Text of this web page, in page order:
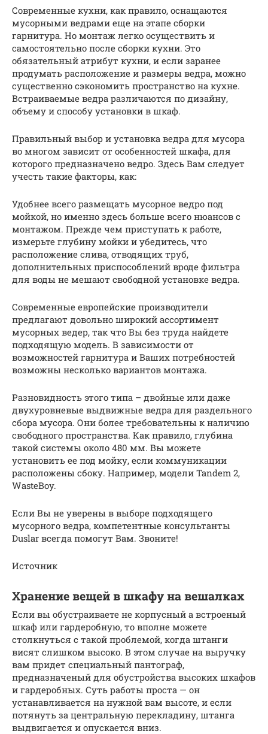
Современные кухни, как правило, оснащаются
мусорными ведрами еще на этапе сборки
гарнитура. Но монтаж легко осуществить и
самостоятельно после сборки кухни. Это
обязательный атрибут кухни, и если заранее
продумать расположение и размеры ведра, можно
существенно сэкономить пространство на кухне.
Встраиваемые ведра различаются по дизайну,
объему и способу установки в шкаф.
Правильный выбор и установка ведра для мусора
во многом зависит от особенностей шкафа, для
которого предназначено ведро. Здесь Вам следует
учесть такие факторы, как:
Удобнее всего размещать мусорное ведро под
мойкой, но именно здесь больше всего нюансов с
монтажом. Прежде чем приступать к работе,
измерьте глубину мойки и убедитесь, что
расположение слива, отводящих труб,
дополнительных приспособлений вроде фильтра
для воды не мешают свободной установке ведра.
Современные европейские производители
предлагают довольно широкий ассортимент
мусорных ведер, так что Вы без труда найдете
подходящую модель. В зависимости от
возможностей гарнитура и Ваших потребностей
возможны несколько вариантов монтажа.
Разновидность этого типа – двойные или даже
двухуровневые выдвижные ведра для раздельного
сбора мусора. Они более требовательны к наличию
свободного пространства. Как правило, глубина
такой системы около 480 мм. Вы можете
установить ее под мойку, если коммуникации
расположены сбоку. Например, модели Tandem 2,
WasteBoy.
Если Вы не уверены в выборе подходящего
мусорного ведра, компетентные консультанты
Duslar всегда помогут Вам. Звоните!
Источник
Хранение вещей в шкафу на вешалках
Если вы обустраиваете не корпусный а встроеный
шкаф или гардеробную, то вполне можете
столкнуться с такой проблемой, когда штанги
висят слишком высоко. В этом случае на выручку
вам придет специальный пантограф,
предназначеный для обустройства высоких шкафов
и гардеробных. Суть работы проста — он
устанавливается на нужной вам высоте, и если
потянуть за центральную перекладину, штанга
выдвигается и опускается вниз.